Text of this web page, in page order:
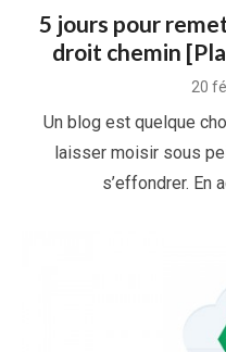
5 jours pour
droit chemin
20
Un blog est quelque
laisser moisir sous
s’effondrer. En